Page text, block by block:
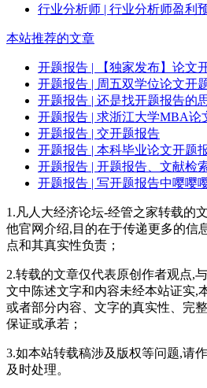
行业分析师 | 行业分析师盈利
本站推荐的文章
开题报告 | 【独家发布】论文
开题报告 | 周五双学位论文开
开题报告 | 还是找开题报告的
开题报告 | 求浙江大学MBA论
开题报告 | 交开题报告
开题报告 | 本科毕业论文开题
开题报告 | 开题报告、文献检
开题报告 | 写开题报告中嘤嘤
1.凡人大经济论坛-经管之家转载的
他官网介绍,目的在于传递更多的信
点和其真实性负责；
2.转载的文章仅代表原创作者观点,
文中陈述文字和内容未经本站证实,
或者部分内容、文字的真实性、完
保证或承若；
3.如本站转载稿涉及版权等问题,请
及时处理。